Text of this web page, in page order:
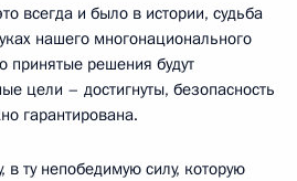
всегда и было в истории, судьба
нашего многонационального
принятые решения будут
цели – достигнуты, безопасность
гарантирована.
ту непобедимую силу, которую